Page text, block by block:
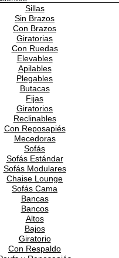
Sillas
Sin Brazos
Con Brazos
Giratorias
Con Ruedas
Elevables
Apilables
Plegables
Butacas
Fijas
Giratorios
Reclinables
Con Reposapiés
Mecedoras
Sofás
Sofás Estándar
Sofás Modulares
Chaise Lounge
Sofás Cama
Bancas
Bancos
Altos
Bajos
Giratorio
Con Respaldo
Mattic
Grade
Peel & Stick